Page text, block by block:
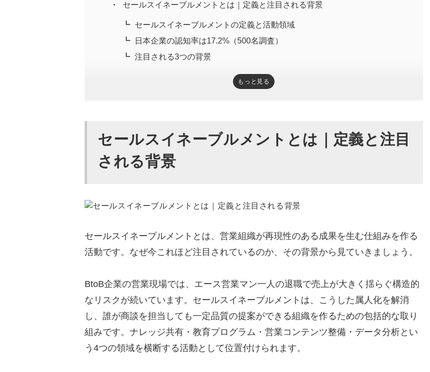
セールスイネーブルメントとは｜定義と注目される背景
セールスイネーブルメントの定義と活動領域
日本企業の認知率は17.2%（500名調査）
注目される3つの背景
なぜ今セールスイネーブルメントが必須テーマなのか
エース依存組織の構造的リスク
動画はセールスイネーブルメントの中核資産になる理由
商談化率・受注率・問い合わせ率の3指標改善
ステップ②ナレッジ資産化｜動画・台本・営業資料の整備
ステップ③組織展開｜営業現場・マーケ・新人研修への配信
ステップ④効果測定と改善サイクル
もっと見る
セールスイネーブルメントとは｜定義と注目
される背景
セールスイネーブルメントとは、営業組織が再現性のある成果を生む仕組みを作る
活動です。なぜ今これほど注目されているのか、その背景から見ていきましょう。
BtoB企業の営業現場では、エース営業マン一人の退職で売上が大きく揺らぐ構造的
なリスクが続いています。セールスイネーブルメントは、こうした属人化を解消
し、誰が商談を担当しても一定品質の提案ができる組織を作るための包括的な取り
組みです。ナレッジ共有・教育プログラム・営業コンテンツ整備・データ分析とい
う4つの領域を横断する活動として位置付けられます。